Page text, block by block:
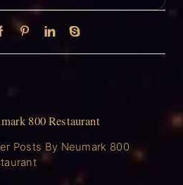
800 Restaurant
Posts By Neumark 800